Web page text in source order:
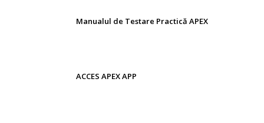
Manualul de Testare Practică APEX
ACCES APEX APP